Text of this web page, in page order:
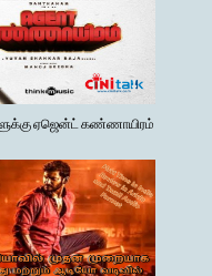
ஏஜென்ட் கண்ணாயிரம்